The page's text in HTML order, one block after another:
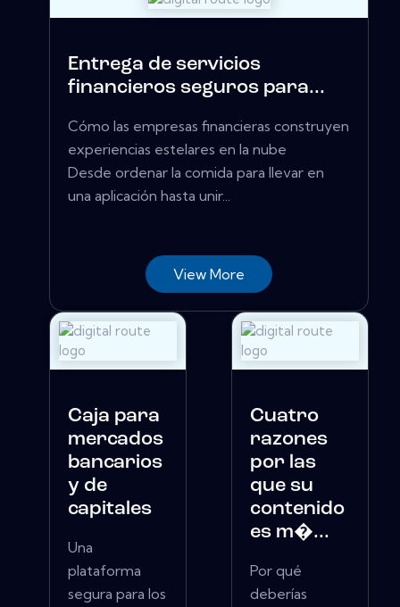
Entrega de servicios
financieros seguros para...
Cómo las empresas financieras construyen
experiencias estelares en la nube
Desde ordenar la comida para llevar en
una aplicación hasta unir...
View More
Caja para
mercados
bancarios
y de
capitales
Una
plataforma
segura para los
Cuatro
razones
por las
que su
contenido
es m�...
Por qué
deberías